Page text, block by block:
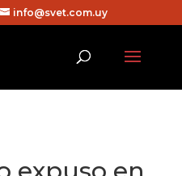
info@svet.com.uy